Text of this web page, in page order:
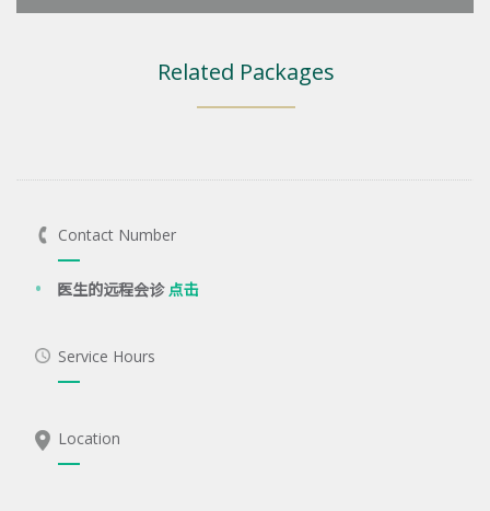
Related Packages
Contact Number
医生的远程会诊点击
Service Hours
Location